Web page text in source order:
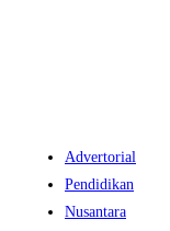
Advertorial
Pendidikan
Nusantara